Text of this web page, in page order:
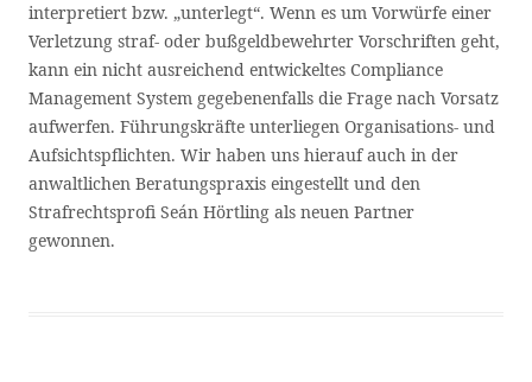
interpretiert bzw. „unterlegt“. Wenn es um Vorwürfe einer
Verletzung straf- oder bußgeldbewehrter Vorschriften geht,
kann ein nicht ausreichend entwickeltes Compliance
Management System gegebenenfalls die Frage nach Vorsatz
aufwerfen. Führungskräfte unterliegen Organisations- und
Aufsichtspflichten. Wir haben uns hierauf auch in der
anwaltlichen Beratungspraxis eingestellt und den
Strafrechtsprofi Seán Hörtling als neuen Partner
gewonnen.